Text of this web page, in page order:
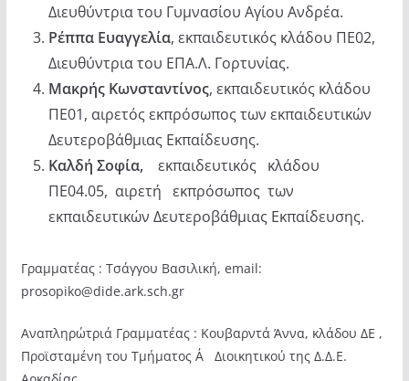
Διευθύντρια του Γυμνασίου Αγίου Ανδρέα.
Ρέππα Ευαγγελία, εκπαιδευτικός κλάδου ΠΕ02,
Διευθύντρια του ΕΠΑ.Λ. Γορτυνίας.
Μακρής Κωνσταντίνος, εκπαιδευτικός κλάδου
ΠΕ01, αιρετός εκπρόσωπος των εκπαιδευτικών
Δευτεροβάθμιας Εκπαίδευσης.
Καλδή Σοφία, εκπαιδευτικός κλάδου
ΠΕ04.05, αιρετή εκπρόσωπος των
εκπαιδευτικών Δευτεροβάθμιας Εκπαίδευσης.
Γραμματέας : Τσάγγου Βασιλική, email:
prosopiko@dide.ark.sch.gr
Αναπληρώτριά Γραμματέας : Κουβαρντά Άννα, κλάδου ΔΕ ,
Προϊσταμένη του Τμήματος Α΄ Διοικητικού της Δ.Δ.Ε.